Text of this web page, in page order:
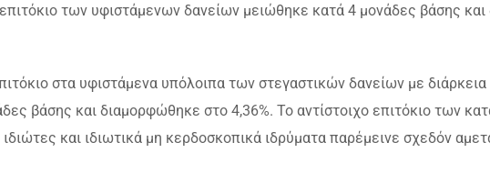
των υφιστάμενων δανείων μειώθηκε κατά 4 μονάδες βάσης
στα υφιστάμενα υπόλοιπα των στεγαστικών δανείων με
βάσης και διαμορφώθηκε στο 4,36%. Το αντίστοιχο επιτόκιο των
και ιδιωτικά μη κερδοσκοπικά ιδρύματα παρέμεινε σχεδόν